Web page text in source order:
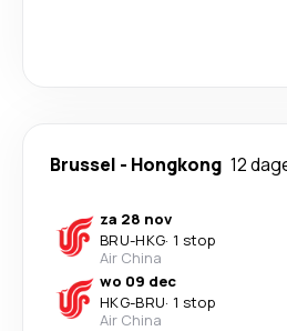
Brussel - Hongkong 12
za 28 nov
BRU-HKG· 1 stop
Air China
wo 09 dec
HKG-BRU· 1 stop
Air China